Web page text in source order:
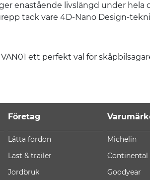
enastående livslängd under hela
tack vare 4D-Nano Design-
ett perfekt val för
Företag
Lätta fordon
Last & trailer
Jordbruk
Michelin
Continental
Goodyear